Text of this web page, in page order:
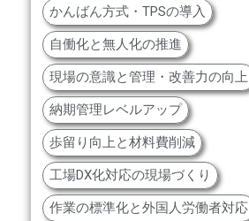
かんばん方式・TPSの導入
自働化と無人化の推進
現場の意識と管理・改善力の向上
納期管理レベルアップ
歩留り向上と材料費削減
工場DX化対応の現場づくり
作業の標準化と外国人労働者対応